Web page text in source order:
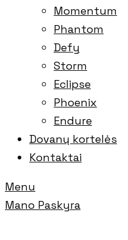
Momentum
Phantom
Defy
Storm
Eclipse
Phoenix
Endure
Dovanų kortelės
Kontaktai
Menu
Mano Paskyra